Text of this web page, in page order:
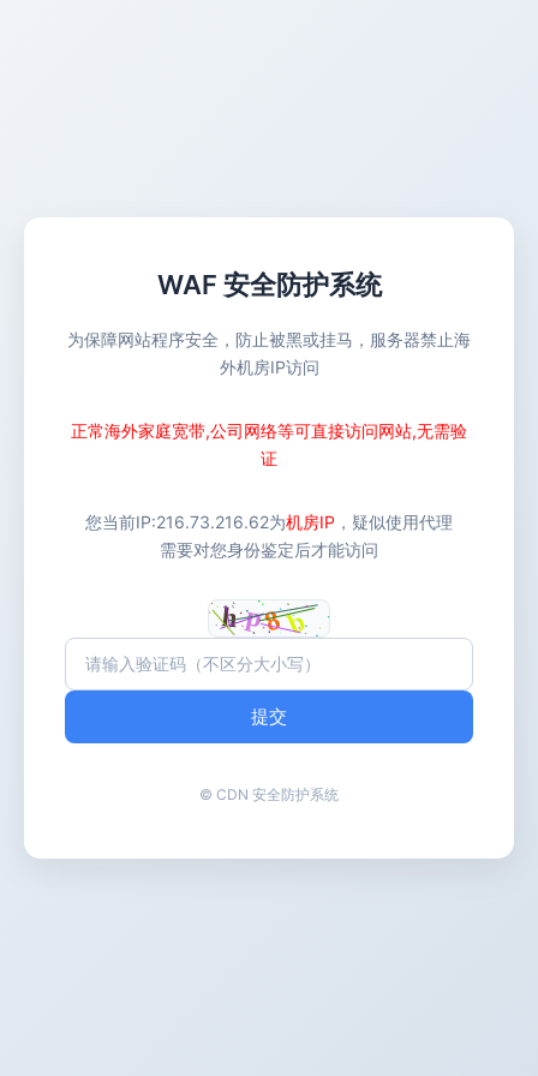
WAF 安全防护系统
为保障网站程序安全，防止被黑或挂马，服务器禁止海
外机房IP访问
正常海外家庭宽带,公司网络等可直接访问网站,无需验
证
您当前IP:216.73.216.62为机房IP ，疑似使用代理
需要对您身份鉴定后才能访问
提交
© CDN 安全防护系统